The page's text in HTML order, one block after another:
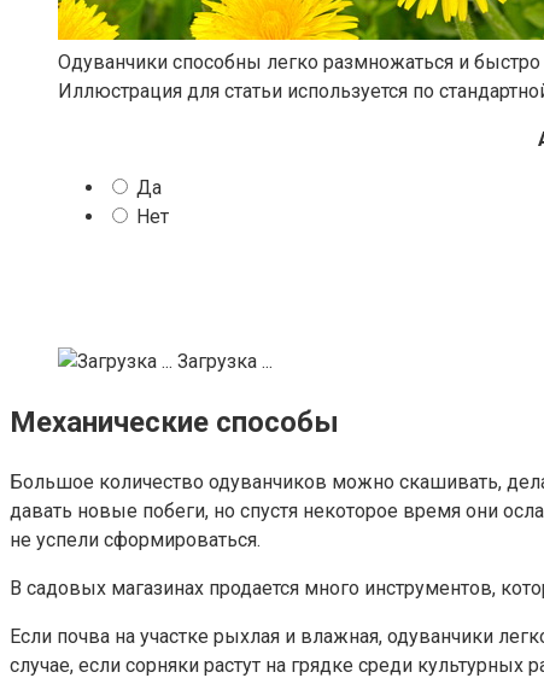
Одуванчики способны легко размножаться и быстро
Иллюстрация для статьи используется по
Да
Нет
Загрузка ...
Механические способы
Большое количество одуванчиков можно скашивать,
давать новые побеги, но спустя некоторое время они
не успели сформироваться.
В садовых магазинах продается много инструментов,
Если почва на участке рыхлая и влажная, одуванчики
случае, если сорняки растут на грядке среди культурных